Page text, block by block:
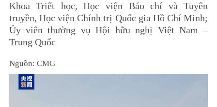
Khoa Triết học, Học viện Báo chí và Tuyên
truyền, Học viện Chính trị Quốc gia Hồ Chí Minh;
Ủy viên thường vụ Hội hữu nghị Việt Nam –
Trung Quốc
Nguồn: CMG